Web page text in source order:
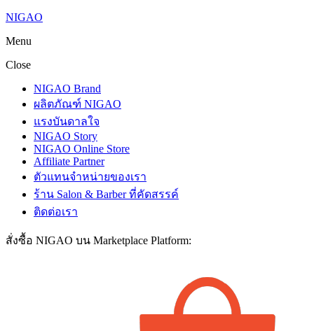
NIGAO
Menu
Close
NIGAO Brand
ผลิตภัณฑ์ NIGAO
แรงบันดาลใจ
NIGAO Story
NIGAO Online Store
Affiliate Partner
ตัวแทนจำหน่ายของเรา
ร้าน Salon & Barber ที่คัดสรรค์
ติดต่อเรา
สั่งซื้อ NIGAO บน Marketplace Platform: